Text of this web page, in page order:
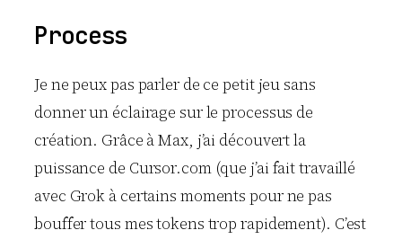
Process
Je ne peux pas parler de ce petit jeu sans
donner un éclairage sur le processus de
création. Grâce à Max, j’ai découvert la
puissance de Cursor.com (que j’ai fait travaillé
avec Grok à certains moments pour ne pas
bouffer tous mes tokens trop rapidement). C’est